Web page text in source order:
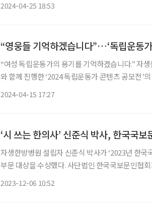
2024-04-25 18:53
“영웅들 기억하겠습니다”…‘독립운동
“여성 독립운동가의 용기를 기억하겠습니다.” 자
와 함께 진행한 ‘2024 독립운동가 콘텐츠 공모전’
2024-04-15 17:27
‘시 쓰는 한의사’ 신준식 박사, 한국국
자생한방병원 설립자 신준식 박사가 ‘2023년 한
부문 대상을 수상했다. 사단법인 한국국보문인협
2023-12-06 10:52